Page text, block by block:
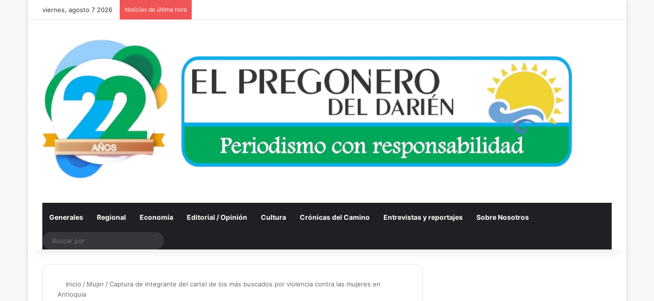
viernes, agosto 7 2026 Noticias de última hora
Generales Regional Economía Editorial / Opinión Cultura Crónicas del Camino Entrevistas y reportajes Sobre Nosotros
Inicio / Mujer /Captura de integrante del cartel de los más buscados por violencia contra las mujeres en
Antioquia